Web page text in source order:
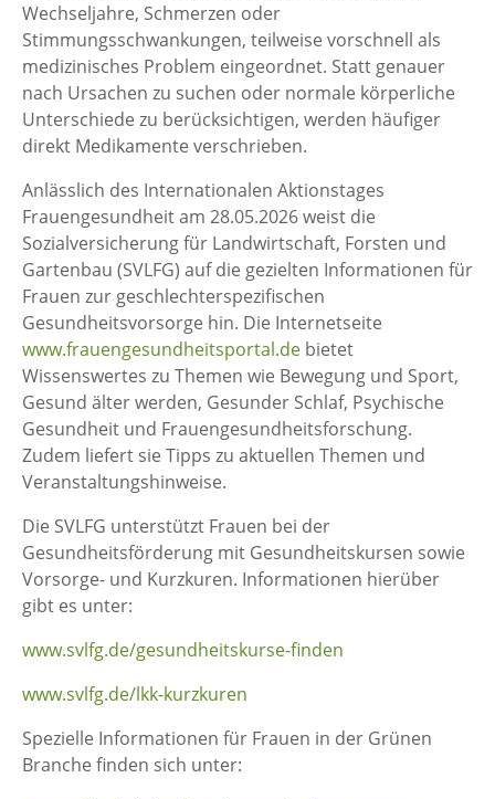
Wechseljahre, Schmerzen oder
Stimmungsschwankungen, teilweise vorschnell als
medizinisches Problem eingeordnet. Statt genauer
nach Ursachen zu suchen oder normale körperliche
Unterschiede zu berücksichtigen, werden häufiger
direkt Medikamente verschrieben.
Anlässlich des Internationalen Aktionstages
Frauengesundheit am 28.05.2026 weist die
Sozialversicherung für Landwirtschaft, Forsten und
Gartenbau (SVLFG) auf die gezielten Informationen für
Frauen zur geschlechterspezifischen
Gesundheitsvorsorge hin. Die Internetseite
www.frauengesundheitsportal.de bietet
Wissenswertes zu Themen wie Bewegung und Sport,
Gesund älter werden, Gesunder Schlaf, Psychische
Gesundheit und Frauengesundheitsforschung.
Zudem liefert sie Tipps zu aktuellen Themen und
Veranstaltungshinweise.
Die SVLFG unterstützt Frauen bei der
Gesundheitsförderung mit Gesundheitskursen sowie
Vorsorge- und Kurzkuren. Informationen hierüber
gibt es unter:
www.svlfg.de/gesundheitskurse-finden
www.svlfg.de/lkk-kurzkuren
Spezielle Informationen für Frauen in der Grünen
Branche finden sich unter: